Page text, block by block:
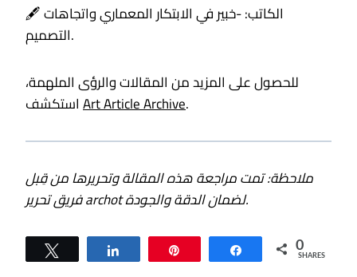
🖋️ الكاتب:-خبير في الابتكار المعماري واتجاهات
التصميم.
للحصول على المزيد من المقالات والرؤى الملهمة،
Art Article Archive.
ملاحظة: تمت مراجعة هذه المقالة وتحريرها من قِبل
فريق تحرير archot لضمان الدقة والجودة.
Share 0
SHARES